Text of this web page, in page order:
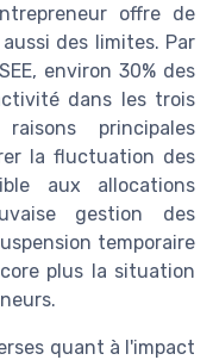
offre de
des limites. Par
environ 30% des
dans les trois
principales
la fluctuation des
aux allocations
gestion des
temporaire
plus la situation
quant à l'impact